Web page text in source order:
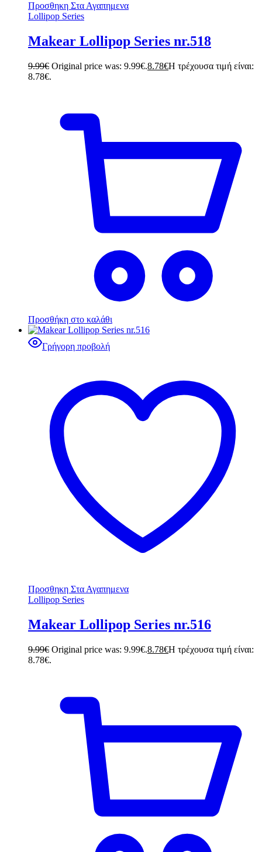
Προσθηκη Στα Αγαπημενα
Lollipop Series
Makear Lollipop Series nr.518
9.99€ Original price was: 9.99€.8.78€Η τρέχουσα τιμή είναι:
8.78€.
Προσθήκη στο καλάθι
Γρήγορη προβολή
Προσθηκη Στα Αγαπημενα
Lollipop Series
Makear Lollipop Series nr.516
9.99€ Original price was: 9.99€.8.78€Η τρέχουσα τιμή είναι:
8.78€.